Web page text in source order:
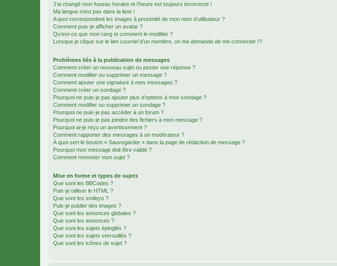
J’ai changé mon fuseau horaire et l’heure est toujours incorrecte !
Ma langue n’est pas dans la liste !
A quoi correspondent les images à proximité de mon nom d’utilisateur ?
Comment puis-je afficher un avatar ?
Qu’est-ce que mon rang et comment le modifier ?
Lorsque je clique sur le lien courrield’un membre, on me demande de me connecter !?
Problèmes liés à la publication de messages
Comment créer un nouveau sujet ou poster une réponse ?
Comment modifier ou supprimer un message ?
Comment ajouter une signature à mes messages ?
Comment créer un sondage ?
Pourquoi ne puis-je pas ajouter plus d’options à mon sondage ?
Comment modifier ou supprimer un sondage ?
Pourquoi ne puis-je pas accéder à un forum ?
Pourquoi ne puis-je pas joindre des fichiers à mon message ?
Pourquoi ai-je reçu un avertissement ?
Comment rapporter des messages à un modérateur ?
À quoi sert le bouton « Sauvegarder » dans la page de rédaction de message ?
Pourquoi mon message doit être validé ?
Comment remonter mon sujet ?
Mise en forme et types de sujets
Que sont les BBCodes ?
Puis-je utiliser le HTML ?
Que sont les smileys ?
Puis-je publier des images ?
Que sont les annonces globales ?
Que sont les annonces ?
Que sont les sujets épinglés ?
Que sont les sujets verrouillés ?
Que sont les icônes de sujet ?